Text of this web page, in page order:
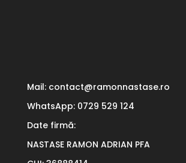
Mail: contact@ramonnastase.ro
WhatsApp: 0729 529 124
Date firmă:
NASTASE RAMON ADRIAN PFA